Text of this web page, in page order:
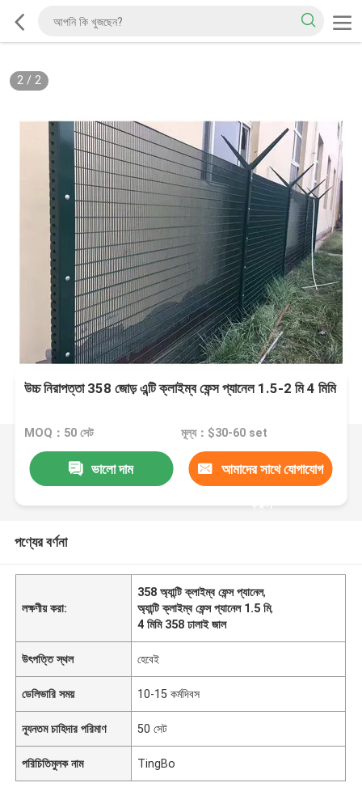
2/ 2
উচ্চ নিরাপত্তা 358 জোড় এন্টি ক্লাইম্ব ফেন্স প্যানেল 1.5-2 মি 4 মিমি
MOQ：50 সেট মূল্য：$30-60 set
ভালো দাম আমাদের সাথে যোগাযোগ
করুন
পণ্যের বর্ণনা
লক্ষণীয় করা:
358 অ্যান্টি ক্লাইম্ব ফেন্স প্যানেল,
অ্যান্টি ক্লাইম্ব ফেন্স প্যানেল 1.5 মি,
4 মিমি 358 ঢালাই জাল
উৎপত্তি স্থল হেবেই
ডেলিভারি সময় 10-15 কর্মদিবস
ন্যূনতম চাহিদার পরিমাণ 50 সেট
পরিচিতিমুলক নাম TingBo